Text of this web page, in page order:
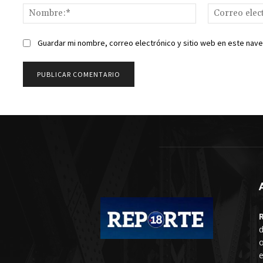
Nombre:*
Guardar mi nombre, correo electrónico y sitio web en este